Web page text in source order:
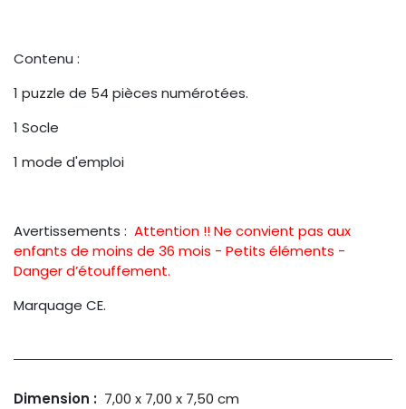
Contenu :
1 puzzle de 54 pièces numérotées.
1 Socle
1 mode d'emploi
Avertissements : Attention !! Ne convient pas aux
enfants de moins de 36 mois - Petits éléments -
Danger d’étouffement.
Marquage CE.
Dimension : 7,00 x 7,00 x 7,50 cm